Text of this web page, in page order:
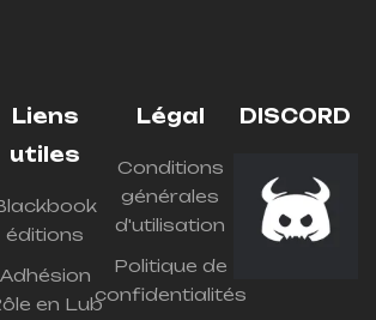
Liens
utiles
éditions
Adhésion
en Lub
Légal
Conditions
générales
d'utilisation
Politique de
confidentialités
DISCORD